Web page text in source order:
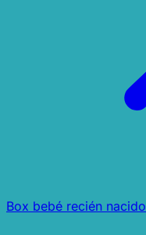
Box bebé recién nacido